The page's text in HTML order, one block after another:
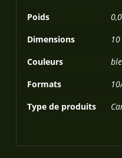
Poids
Dimensions
Couleurs
Formats
Type de produits